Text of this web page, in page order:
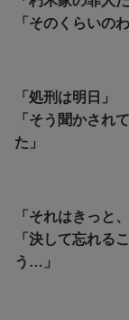
「そのくらいの
「処刑は明日」
「そう聞かされ
た」
「それはきっと
「決して忘れる
う…」